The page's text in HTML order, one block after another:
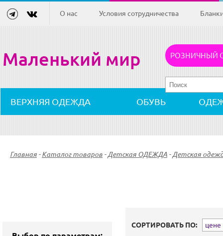
О нас Условия сотрудничества
Маленький мир РОЗНИЧНЫЙ
ВЕРХНЯЯ ОДЕЖДА ОБУВЬ
Главная - Каталог товаров - Детская ОДЕЖДА - Детская
СОРТИРОВАТЬ ПО: цене